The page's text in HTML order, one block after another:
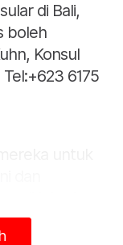
di Bali,
boleh
Konsul
6175